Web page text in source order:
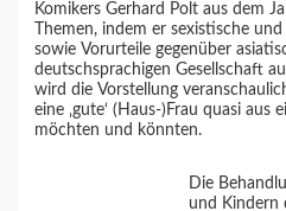
Komikers Gerhard Polt aus dem
Themen, indem er sexistische
sowie Vorurteile gegenüber
deutschsprachigen Gesellschaft
wird die Vorstellung
eine ‚gute‘ (Haus-)Frau quasi aus
möchten und könnten.
Die
und Kindern